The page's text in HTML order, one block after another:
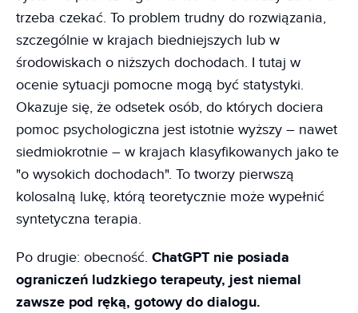
trzeba czekać. To problem trudny do rozwiązania,
szczególnie w krajach biedniejszych lub w
środowiskach o niższych dochodach. I tutaj w
ocenie sytuacji pomocne mogą być statystyki.
Okazuje się, że odsetek osób, do których dociera
pomoc psychologiczna jest istotnie wyższy – nawet
siedmiokrotnie – w krajach klasyfikowanych jako te
"o wysokich dochodach". To tworzy pierwszą
kolosalną lukę, którą teoretycznie może wypełnić
syntetyczna terapia.
Po drugie: obecność. ChatGPT nie posiada
ograniczeń ludzkiego terapeuty, jest niemal
zawsze pod ręką, gotowy do dialogu.